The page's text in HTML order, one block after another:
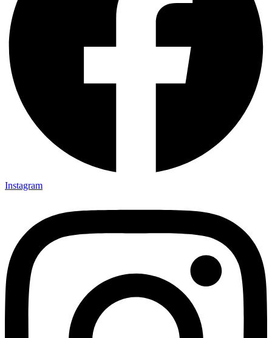
Instagram